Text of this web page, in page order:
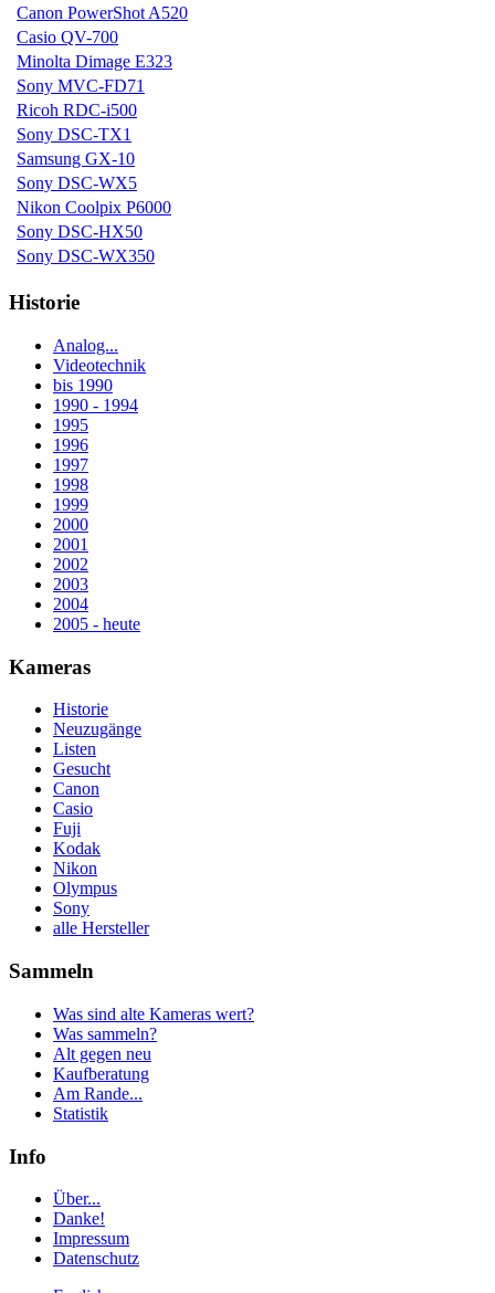
Canon PowerShot A520
Casio QV-700
Minolta Dimage E323
Sony MVC-FD71
Ricoh RDC-i500
Sony DSC-TX1
Samsung GX-10
Sony DSC-WX5
Nikon Coolpix P6000
Sony DSC-HX50
Sony DSC-WX350
Historie
Analog...
Videotechnik
bis 1990
1990 - 1994
1995
1996
1997
1998
1999
2000
2001
2002
2003
2004
2005 - heute
Kameras
Historie
Neuzugänge
Listen
Gesucht
Canon
Casio
Fuji
Kodak
Nikon
Olympus
Sony
alle Hersteller
Sammeln
Was sind alte Kameras wert?
Was sammeln?
Alt gegen neu
Kaufberatung
Am Rande...
Statistik
Info
Über...
Danke!
Impressum
Datenschutz